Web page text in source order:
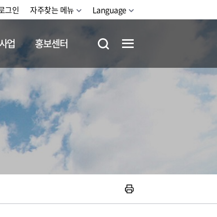
그인 자주찾는 메뉴 Language
업 홍보센터